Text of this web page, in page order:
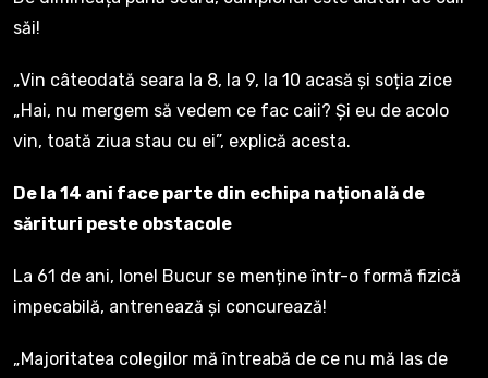
săi!
„Vin câteodată seara la 8, la 9, la 10 acasă și soția zice
„Hai, nu mergem să vedem ce fac caii? Și eu de acolo
vin, toată ziua stau cu ei”, explică acesta.
De la 14 ani face parte din echipa națională de
sărituri peste obstacole
La 61 de ani, Ionel Bucur se menține într-o formă fizică
impecabilă, antrenează și concurează!
„Majoritatea colegilor mă întreabă de ce nu mă las de